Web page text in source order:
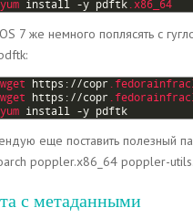
yum install -y pdftk.x86_64
7 же немного поплясять с
wget https : //copr
wget https : //copr
yum install -y pdftk
еще поставить полезный
poppler.x86_64 poppler-
с метаданными